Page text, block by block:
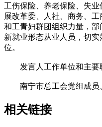
工伤保险、养老保险、失
展改革委、人社、商务、
和工青妇群团组织力量，
新就业形态从业人员，切
位。
发言人工作单位和主要
南宁市总工会党组成员
相关链接